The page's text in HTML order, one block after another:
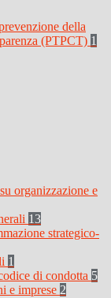
della
(PTPCT) 1
organizzazione e
13
strategico-
1
di condotta 5
e imprese 2